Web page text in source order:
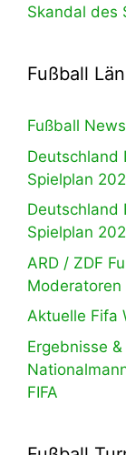
Skandal des
Fußball
Fußball
Deutschland
Spielplan
Deutschland
Spielplan
ARD / ZDF
Aktuelle Fifa
Ergebnisse
FIFA